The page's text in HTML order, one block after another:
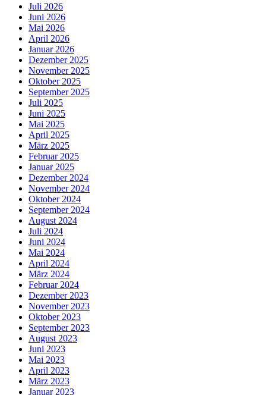
Juli 2026
Juni 2026
Mai 2026
April 2026
Januar 2026
Dezember 2025
November 2025
Oktober 2025
September 2025
Juli 2025
Juni 2025
Mai 2025
April 2025
März 2025
Februar 2025
Januar 2025
Dezember 2024
November 2024
Oktober 2024
September 2024
August 2024
Juli 2024
Juni 2024
Mai 2024
April 2024
März 2024
Februar 2024
Dezember 2023
November 2023
Oktober 2023
September 2023
August 2023
Juni 2023
Mai 2023
April 2023
März 2023
Januar 2023